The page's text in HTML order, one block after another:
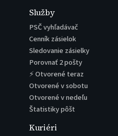
Služby
PSČ vyhľadávač
Cenník zásielok
Sledovanie zásielky
Porovnať 2 pošty
⚡ Otvorené teraz
Otvorené v sobotu
Otvorené v nedeľu
Štatistiky pôšt
Kuriéri